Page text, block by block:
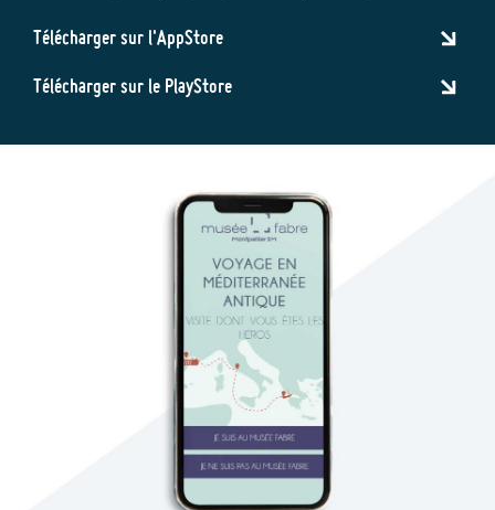
Télécharger sur l'AppStore
Télécharger sur le PlayStore